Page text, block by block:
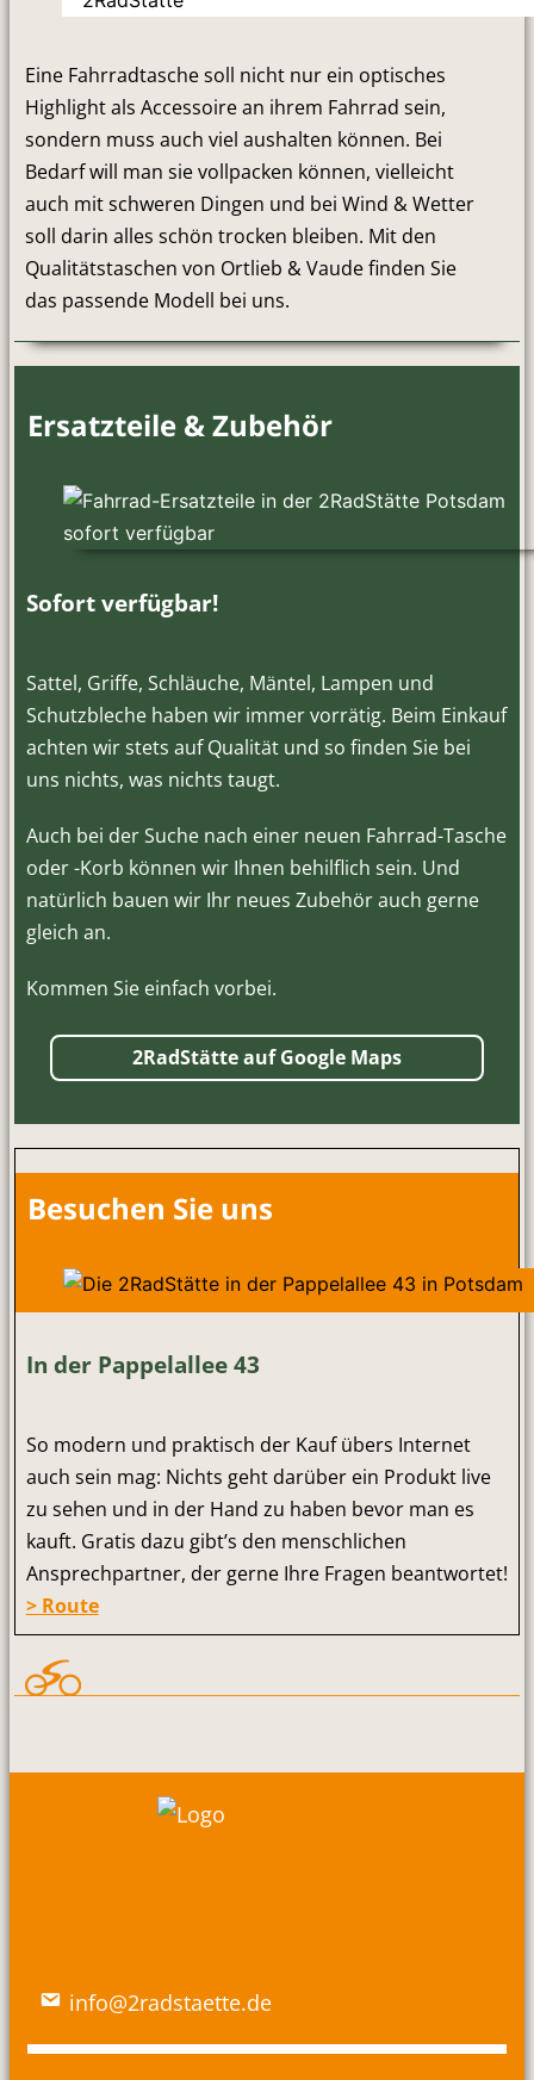
Eine Fahrradtasche soll nicht nur ein optisches
Highlight als Accessoire an ihrem Fahrrad sein,
sondern muss auch viel aushalten können. Bei
Bedarf will man sie vollpacken können, vielleicht
auch mit schweren Dingen und bei Wind & Wetter
soll darin alles schön trocken bleiben. Mit den
Qualitätstaschen von Ortlieb & Vaude finden Sie
das passende Modell bei uns.
Ersatzteile & Zubehör
Sofort verfügbar!
Sattel, Griffe, Schläuche, Mäntel, Lampen und
Schutzbleche haben wir immer vorrätig. Beim Einkauf
achten wir stets auf Qualität und so finden Sie bei
uns nichts, was nichts taugt.
Auch bei der Suche nach einer neuen Fahrrad-Tasche
oder -Korb können wir Ihnen behilflich sein. Und
natürlich bauen wir Ihr neues Zubehör auch gerne
gleich an.
Kommen Sie einfach vorbei.
2RadStätte auf Google Maps
Besuchen Sie uns
In der Pappelallee 43
So modern und praktisch der Kauf übers Internet
auch sein mag: Nichts geht darüber ein Produkt live
zu sehen und in der Hand zu haben bevor man es
kauft. Gratis dazu gibt’s den menschlichen
Ansprechpartner, der gerne Ihre Fragen beantwortet!
> Route
info@2radstaette.de